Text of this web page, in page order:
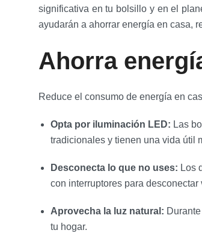
significativa en tu bolsillo y en el
ayudarán a ahorrar energía en casa,
Ahorra
Reduce el consumo de energía en
Opta por iluminación LED: Las
tradicionales y tienen una vida útil
Desconecta lo que no uses: Los
con interruptores para
Aprovecha la luz natural:
tu hogar.